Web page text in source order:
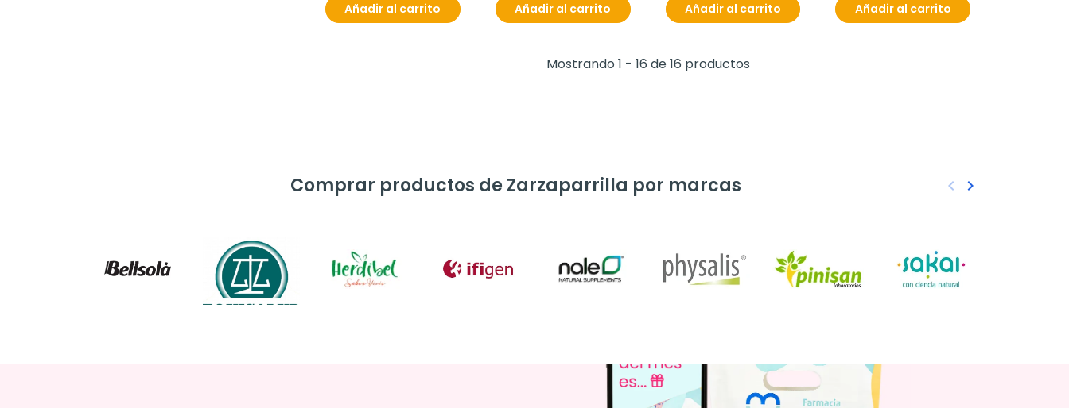
Añadir al carrito Añadir al carrito Añadir al carrito Añadir al carrito
Mostrando 1 - 16 de 16 productos
Comprar productos de Zarzaparrilla por marcas Anterior
keyboard_arrow_left Siguiente
keyboard_arrow_right